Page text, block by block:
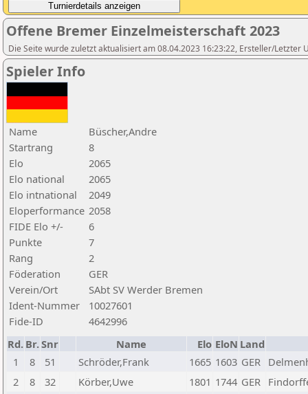
Offene Bremer Einzelmeisterschaft 2023
Die Seite wurde zuletzt aktualisiert am 08.04.2023 16:23:22, Ersteller/Letzter
Spieler Info
Name
Büscher,Andre
Startrang
8
Elo
2065
Elo national
2065
Elo intnational
2049
Eloperformance 2058
FIDE Elo +/-
6
Punkte
7
Rang
2
Föderation
GER
Verein/Ort
SAbt SV Werder Bremen
Ident-Nummer
10027601
Fide-ID
4642996
Rd. Br.Snr Name Elo EloN Land
1
8 51 Schröder,Frank 1665 1603 GER
2
8 32 Körber,Uwe 1801 1744 GER